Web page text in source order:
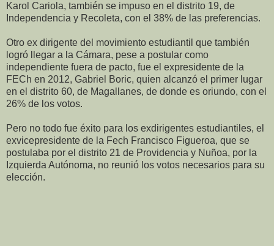
Karol Cariola, también se impuso en el distrito 19, de
Independencia y Recoleta, con el 38% de las preferencias.
Otro ex dirigente del movimiento estudiantil que también
logró llegar a la Cámara, pese a postular como
independiente fuera de pacto, fue el expresidente de la
FECh en 2012, Gabriel Boric, quien alcanzó el primer lugar
en el distrito 60, de Magallanes, de donde es oriundo, con el
26% de los votos.
Pero no todo fue éxito para los exdirigentes estudiantiles, el
exvicepresidente de la Fech Francisco Figueroa, que se
postulaba por el distrito 21 de Providencia y Nuñoa, por la
Izquierda Autónoma, no reunió los votos necesarios para su
elección.